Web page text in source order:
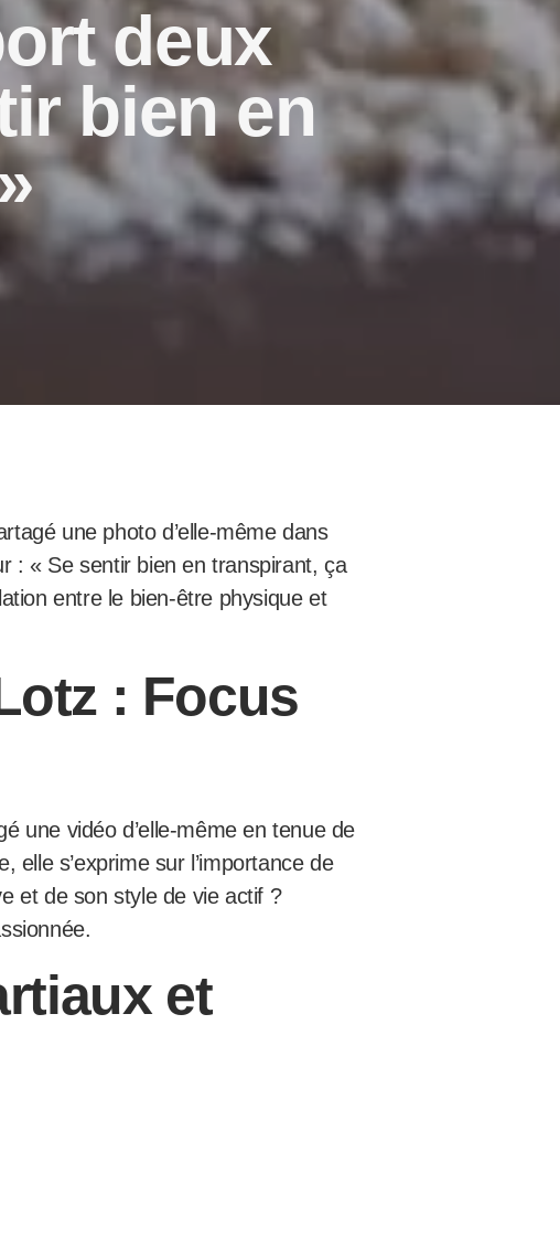
deux
bien en
une photo d’elle-même dans
: « Se sentir bien en transpirant, ça
entre le bien-être physique et
: Focus
une vidéo d’elle-même en tenue de
elle s’exprime sur l’importance de
et de son style de vie actif ?
et